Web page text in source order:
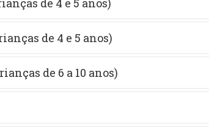
de 4 e 5 anos)
de 6 a 10 anos)